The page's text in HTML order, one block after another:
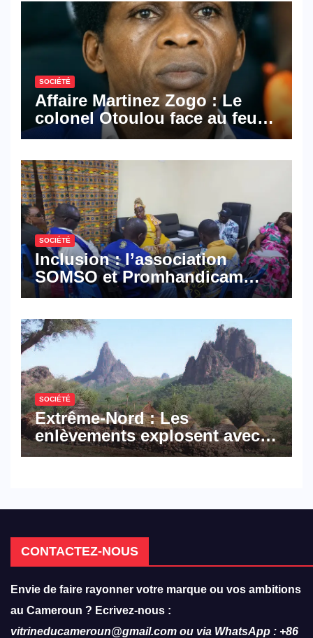
SOCIÉTÉ
Affaire Martinez Zogo : Le
colonel Otoulou face au feu
croisé des avocats de la
SOCIÉTÉ
Inclusion : l’association
SOMSO et Promhandicam
militent en faveur d’une
hôtellerie-restauration
SOCIÉTÉ
Extrême-Nord : Les
enlèvements explosent avec
308 victimes en trois mois
CONTACTEZ-NOUS
Envie de faire rayonner votre marque ou vos ambitions
au Cameroun ? Ecrivez-nous :
vitrineducameroun@gmail.com ou via WhatsApp : +86